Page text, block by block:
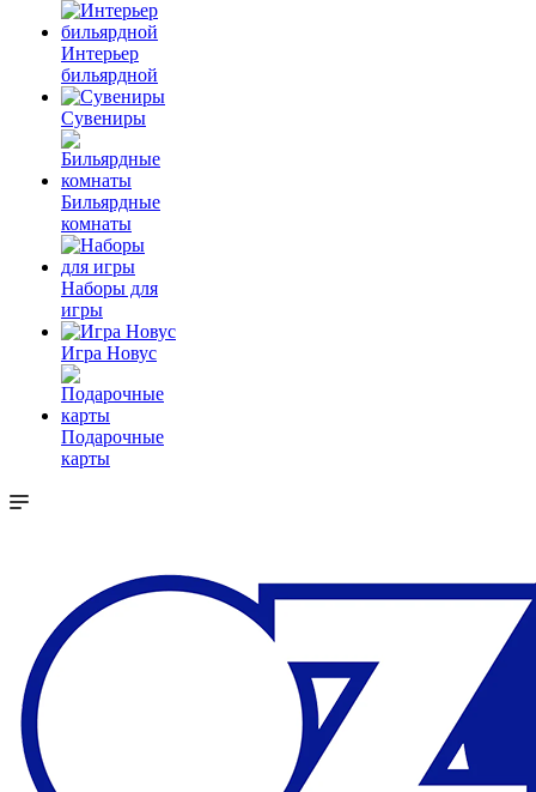
Интерьер
бильярдной
Сувениры
Бильярдные
комнаты
Наборы для
игры
Игра Новус
Подарочные
карты